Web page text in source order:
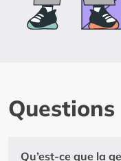
Qu’est-ce que la